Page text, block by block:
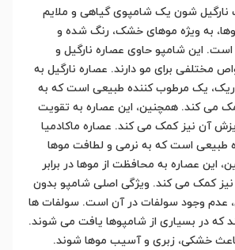
نارگیل شون یک شامپوی گیاهی و ملایم
به ویژه موهای خشک، رنگ شده و
این شامپو حاوی عصاره نارگیل و
مختلفی برای مو دارند. عصاره نارگیل به
یک مرطوب کننده طبیعی است که به
می کند. همچنین، این عصاره به تقویت
آن نیز کمک می کند. عصاره ماکادمیا
طبیعی است که به نرمی و لطافت موها
این عصاره به محافظت از موها در برابر
کمک می کند. ویژگی اصلی شامپو بدون
عدم وجود سولفات در آن است. سولفات ها
که در بسیاری از شامپوها یافت می شوند.
باعث خشکی، زبری و آسیب موها شوند.